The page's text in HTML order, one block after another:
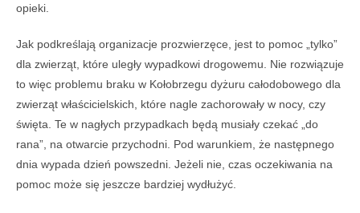
opieki.
Jak podkreślają organizacje prozwierzęce, jest to pomoc „tylko”
dla zwierząt, które uległy wypadkowi drogowemu. Nie rozwiązuje
to więc problemu braku w Kołobrzegu dyżuru całodobowego dla
zwierząt właścicielskich, które nagle zachorowały w nocy, czy
święta. Te w nagłych przypadkach będą musiały czekać „do
rana”, na otwarcie przychodni. Pod warunkiem, że następnego
dnia wypada dzień powszedni. Jeżeli nie, czas oczekiwania na
pomoc może się jeszcze bardziej wydłużyć.